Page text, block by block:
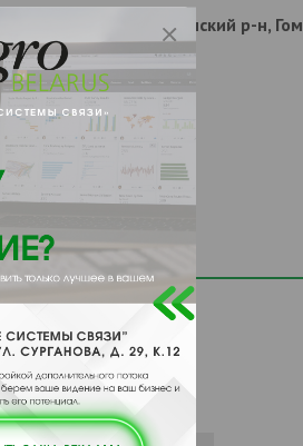
225880, , , , Кобринский р-н,